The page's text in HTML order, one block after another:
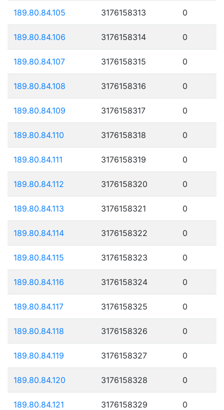
189.80.84.105 3176158313 0
189.80.84.106 3176158314 0
189.80.84.107 3176158315 0
189.80.84.108 3176158316 0
189.80.84.109 3176158317 0
189.80.84.110 3176158318 0
189.80.84.111 3176158319 0
189.80.84.112 3176158320 0
189.80.84.113 3176158321 0
189.80.84.114 3176158322 0
189.80.84.115 3176158323 0
189.80.84.116 3176158324 0
189.80.84.117 3176158325 0
189.80.84.118 3176158326 0
189.80.84.119 3176158327 0
189.80.84.120 3176158328 0
189.80.84.121 3176158329 0